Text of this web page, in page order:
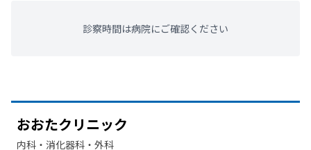
診察時間は病院にご確認ください
おおたクリニック
内科・​消化器科・​外科